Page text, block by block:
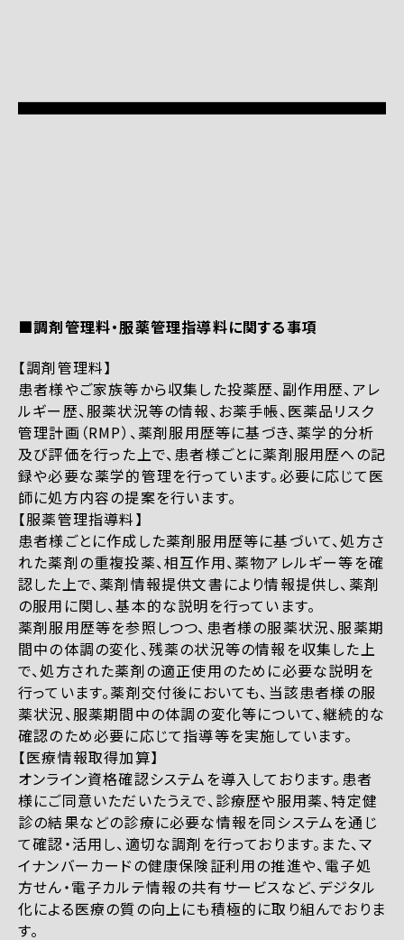
■調剤管理料・服薬管理指導料に関する事項
【調剤管理料】
患者様やご家族等から収集した投薬歴、副作用歴、アレ
ルギー歴、服薬状況等の情報、お薬手帳、医薬品リスク
管理計画（RMP）、薬剤服用歴等に基づき、薬学的分析
及び評価を行った上で、患者様ごとに薬剤服用歴への記
録や必要な薬学的管理を行っています。必要に応じて医
師に処方内容の提案を行います。
【服薬管理指導料】
患者様ごとに作成した薬剤服用歴等に基づいて、処方さ
れた薬剤の重複投薬、相互作用、薬物アレルギー等を確
認した上で、薬剤情報提供文書により情報提供し、薬剤
の服用に関し、基本的な説明を行っています。
薬剤服用歴等を参照しつつ、患者様の服薬状況、服薬期
間中の体調の変化、残薬の状況等の情報を収集した上
で、処方された薬剤の適正使用のために必要な説明を
行っています。薬剤交付後においても、当該患者様の服
薬状況、服薬期間中の体調の変化等について、継続的な
確認のため必要に応じて指導等を実施しています。
【医療情報取得加算】
オンライン資格確認システムを導入しております。患者
様にご同意いただいたうえで、診療歴や服用薬、特定健
診の結果などの診療に必要な情報を同システムを通じ
て確認・活用し、適切な調剤を行っております。また、マ
イナンバーカードの健康保険証利用の推進や、電子処
方せん・電子カルテ情報の共有サービスなど、デジタル
化による医療の質の向上にも積極的に取り組んでおりま
す。